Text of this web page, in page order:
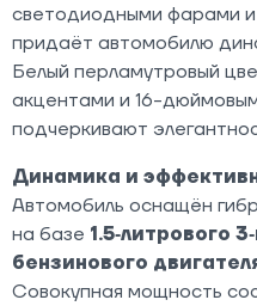
светодиодными фарами и
придаёт автомобилю
Белый перламутровый
акцентами и 16-
подчеркивают
Динамика и
Автомобиль оснащён
на базе 1.5‑литрового
бензинового
Совокупная мощность